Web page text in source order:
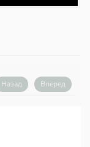
Назад Вперед